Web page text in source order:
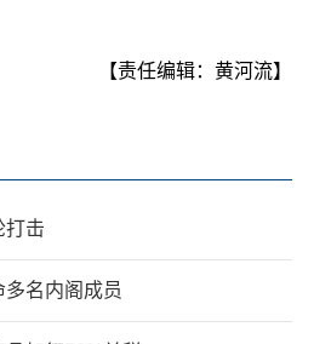
【责任编辑：黄河流】
打击
名内阁成员